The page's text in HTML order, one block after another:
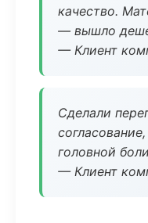
качество.
— вышло
— Клиент
Сделали
головной
— Клиент